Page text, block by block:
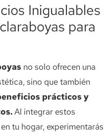
Inigualables
para
no solo ofrecen una
sino que también
prácticos y
Al integrar estos
tu hogar, experimentarás